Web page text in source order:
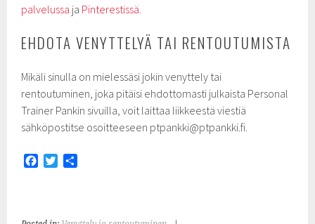
palvelussa ja Pinterestissä
EHDOTA VENYTTELYÄ TAI RENTOUTUMISTA
Mikäli sinulla on mielessäsi jokin venyttely tai
rentoutuminen, joka pitäisi ehdottomasti julkaista Personal
Trainer Pankin sivuilla, voit laittaa liikkeestä viestiä
sähköpostitse osoitteeseen ptpankki@ptpankki.fi.